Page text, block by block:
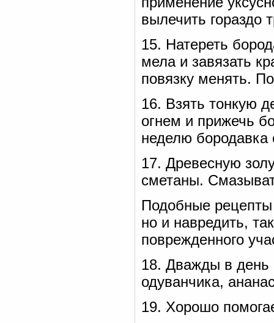
вылечить гораздо
15. Натереть
мела и завязать
повязку менять.
16. Взять тонкую
огнем и прижечь
неделю бородавка
17. Древесную
сметаны.
Подобные рецепты
но и навредить,
поврежденного
18. Дважды в день
одуванчика,
19. Хорошо